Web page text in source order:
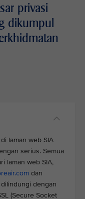
privasi
dikumpul
laman web SIA
serius. Semua
laman web SIA,
dan
dengan
(Secure Socket